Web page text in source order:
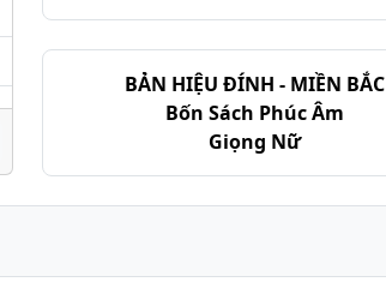
BẢN HIỆU ĐÍNH - MIỀN BẮC
Bốn Sách Phúc Âm
Giọng Nữ